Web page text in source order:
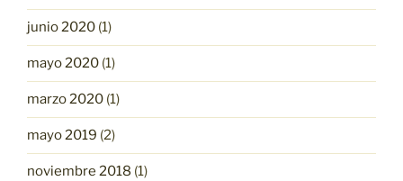
junio 2020 (1)
mayo 2020 (1)
marzo 2020 (1)
mayo 2019 (2)
noviembre 2018 (1)